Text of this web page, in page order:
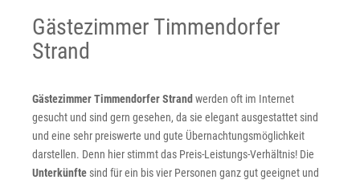
Gästezimmer Timmendorfer
Strand
Gästezimmer Timmendorfer Strand werden oft im Internet
gesucht und sind gern gesehen, da sie elegant ausgestattet sind
und eine sehr preiswerte und gute Übernachtungsmöglichkeit
darstellen. Denn hier stimmt das Preis-Leistungs-Verhältnis! Die
Unterkünfte sind für ein bis vier Personen ganz gut geeignet und